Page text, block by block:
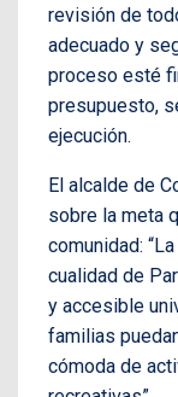
revisión de
adecuado y
proceso esté
presupuesto,
ejecución.
El alcalde de
sobre la meta
comunidad:
cualidad de
y accesible
familias
cómoda de